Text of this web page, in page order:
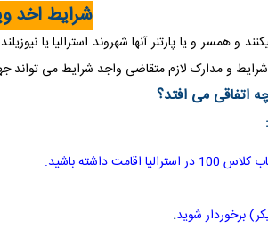
شرایط اخد
لازم متقاضی واجد شرایط می تواند جهت دریافت
اتفاقی می افتد؟
:
داشته باشید
.
برخوردار شوید.